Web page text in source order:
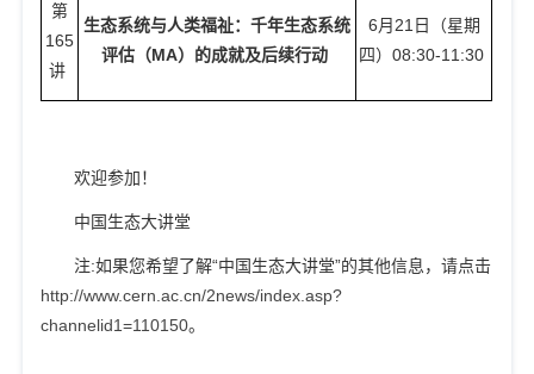
第
165
讲
生态系统与人类福祉：千年生态系统
评估（MA）的成就及后续行动
6月 21 日（星期
四）08:30-11:30
欢迎参加！
中国生态大讲堂
注:如果您希望了解“中国生态大讲堂”的其他信息，请点击
http://www.cern.ac.cn/2news/index.asp?
channelid1=110150。